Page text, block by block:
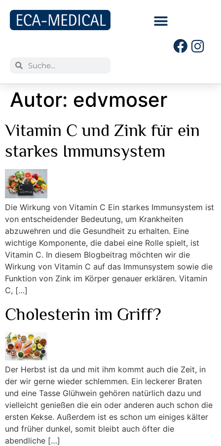
Autor: edvmoser
Vitamin C und Zink für ein
starkes Immunsystem
Die Wirkung von Vitamin C Ein starkes Immunsystem ist
von entscheidender Bedeutung, um Krankheiten
abzuwehren und die Gesundheit zu erhalten. Eine
wichtige Komponente, die dabei eine Rolle spielt, ist
Vitamin C. In diesem Blogbeitrag möchten wir die
Wirkung von Vitamin C auf das Immunsystem sowie die
Funktion von Zink im Körper genauer erklären. Vitamin
C, […]
Cholesterin im Griff?
Der Herbst ist da und mit ihm kommt auch die Zeit, in
der wir gerne wieder schlemmen. Ein leckerer Braten
und eine Tasse Glühwein gehören natürlich dazu und
vielleicht genießen die ein oder anderen auch schon die
ersten Kekse. Außerdem ist es schon um einiges kälter
und früher dunkel, somit bleibt auch öfter die
abendliche […]